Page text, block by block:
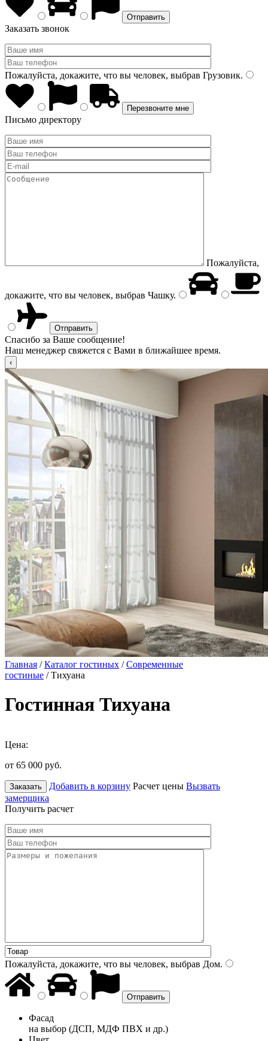
Заказать звонок
Пожалуйста, докажите, что вы человек, выбрав Грузовик.
Письмо директору
Пожалуйста,
докажите, что вы человек, выбрав Чашку.
Спасибо за Ваше сообщение!
Наш менеджер свяжется с Вами в ближайшее время.
Главная /Каталог гостиных /Современные
гостиные / Тихуана
Гостинная Тихуана
Цена:
от 65 000 руб.
Заказать Добавить в корзину Расчет цены Вызвать
замерщика
Получить расчет
Пожалуйста, докажите, что вы человек, выбрав Дом.
Фасад
на выбор (ДСП, МДФ ПВХ и др.)